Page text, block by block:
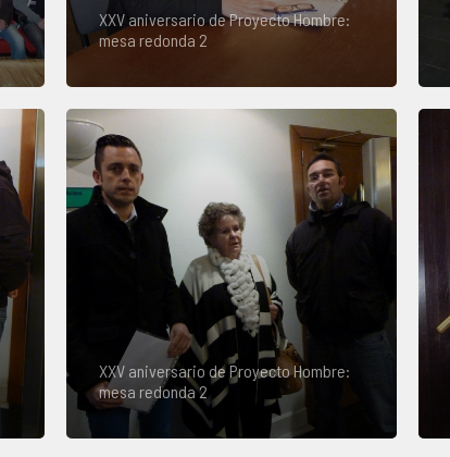
XXV aniversario de Proyecto Hombre:
mesa redonda 2
XXV aniversario de Proyecto Hombre:
mesa redonda 2